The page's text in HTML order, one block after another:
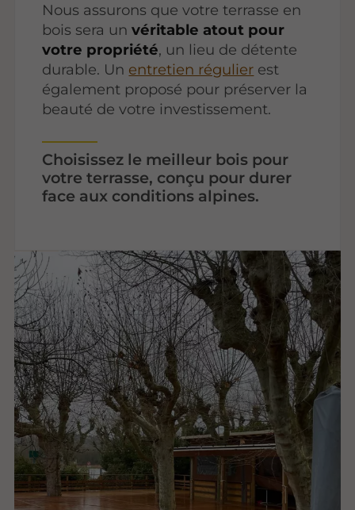
Nous assurons que votre terrasse en
bois sera un véritable atout pour
votre propriété, un lieu de détente
durable. Un entretien régulier est
également proposé pour préserver la
beauté de votre investissement.
Choisissez le meilleur bois pour
votre terrasse, conçu pour durer
face aux conditions alpines.